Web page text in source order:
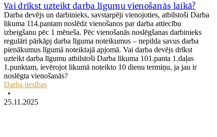
Vai drīkst uzteikt darba līgumu vienošanās laikā?
Darba devējs un darbinieks, savstarpēji vienojoties, atbilstoši Darba
likuma 114.pantam noslēdz vienošanos par darba attiecību
izbeigšanu pēc 1 mēneša. Pēc vienošanās noslēgšanas darbinieks
regulāri pārkāpj darba līguma noteikumus – nepilda savus darba
pienākumus līgumā noteiktajā apjomā. Vai darba devējs drīkst
uzteikt darba līgumu atbilstoši Darba likuma 101.panta 1.daļas
1.punktam, ievērojot likumā noteikto 10 dienu termiņu, ja jau ir
noslēgta vienošanās?
Darba tiesības
•
25.11.2025